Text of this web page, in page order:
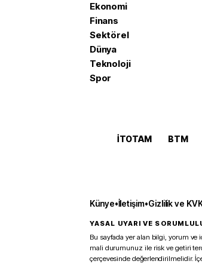
Ekonomi
Finans
Sektörel
Dünya
Teknoloji
Spor
İTOTAM BTM
Künye•İletişim•Gizlilik ve
YASAL UYARI VE
Bu sayfada yer alan bilgi, yorum ve
mali durumunuz ile risk ve getiri
çerçevesinde değerlendirilmelidir.